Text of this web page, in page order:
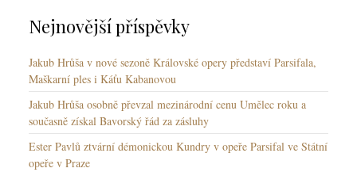
Nejnovější příspěvky
Jakub Hrůša v nové sezoně Královské opery představí Parsifala,
Maškarní ples i Káťu Kabanovou
Jakub Hrůša osobně převzal mezinárodní cenu Umělec roku a
současně získal Bavorský řád za zásluhy
Ester Pavlů ztvární démonickou Kundry v opeře Parsifal ve Státní
opeře v Praze